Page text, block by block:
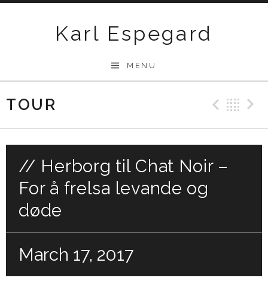
Karl Espegard
MENU
TOUR
// Herborg til Chat Noir –
For å frelsa levande og
døde
March 17, 2017